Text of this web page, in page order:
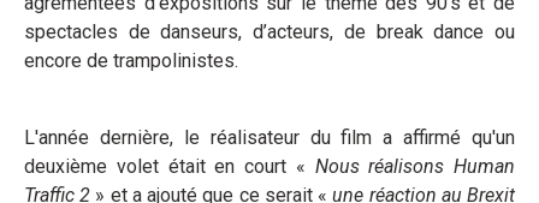
spectacles de danseurs, d’acteurs, de break dance ou
encore de trampolinistes.
L'année dernière, le réalisateur du film a affirmé qu'un
deuxième volet était en court « Nous réalisons Human
Traffic 2 » et a ajouté que ce serait «une réaction au Brexit